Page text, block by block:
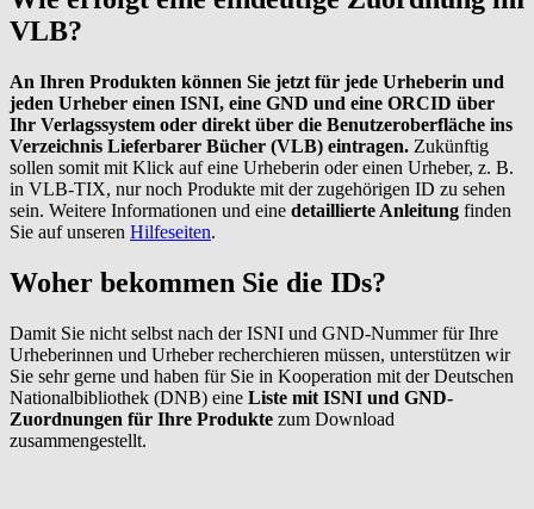
VLB?
An Ihren Produkten können Sie jetzt für jede Urheberin und
jeden Urheber einen ISNI, eine GND und eine ORCID über
Ihr Verlagssystem oder direkt über die Benutzeroberfläche ins
Verzeichnis Lieferbarer Bücher (VLB) eintragen. Zukünftig
sollen somit mit Klick auf eine Urheberin oder einen Urheber, z. B.
in VLB-TIX, nur noch Produkte mit der zugehörigen ID zu sehen
sein. Weitere Informationen und eine detaillierte Anleitung finden
Sie auf unseren Hilfeseiten.
Woher bekommen Sie die IDs?
Damit Sie nicht selbst nach der ISNI und GND-Nummer für Ihre
Urheberinnen und Urheber recherchieren müssen, unterstützen wir
Sie sehr gerne und haben für Sie in Kooperation mit der Deutschen
Nationalbibliothek (DNB) eine Liste mit ISNI und GND-
Zuordnungen für Ihre Produkte zum Download
zusammengestellt.